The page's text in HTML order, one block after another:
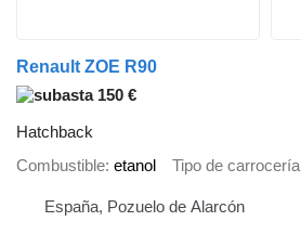
Renault ZOE R90
150 €
Hatchback
Combustible etanol Tipo de carrocería
España, Pozuelo de Alarcón